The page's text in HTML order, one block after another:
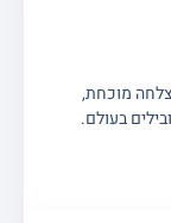
מוכחת,
בעולם.